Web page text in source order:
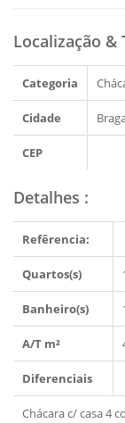
Localização &
Categoria
Cidade
CEP
Detalhes :
Refêrencia:
Quartos(s)
Banheiro(s)
A/T m²
Diferenciais
Chácara c/ casa 4